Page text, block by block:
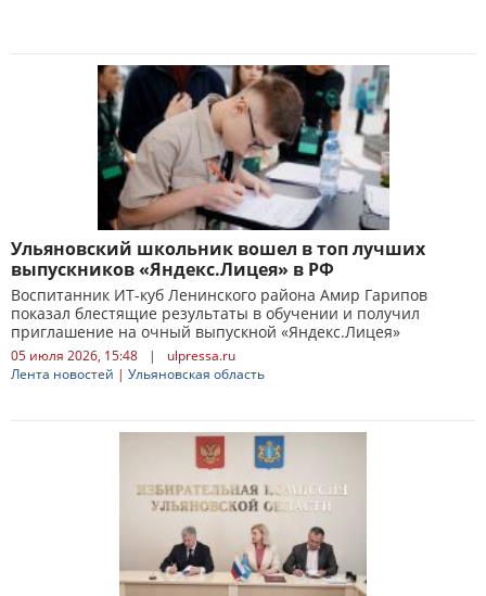
Ульяновский школьник вошел в топ лучших
выпускников «Яндекс.Лицея» в РФ
Воспитанник ИТ-куб Ленинского района Амир Гарипов
показал блестящие результаты в обучении и получил
приглашение на очный выпускной «Яндекс.Лицея»
05 июля 2026, 15:48 |
ulpressa.ru
Лента новостей | Ульяновская область